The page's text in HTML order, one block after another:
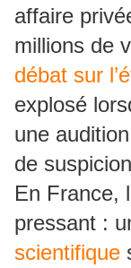
affaire
millions de
débat sur
explosé
une
de
En France,
pressant :
scientifique